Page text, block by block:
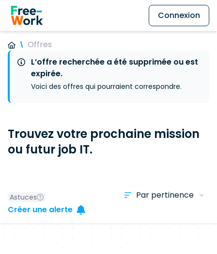
Connexion
Offres
L’offre recherchée a été supprimée ou est
expirée.
Voici des offres qui pourraient correspondre.
Trouvez votre prochaine mission
ou futur job IT.
Astuces
Créer une alerte